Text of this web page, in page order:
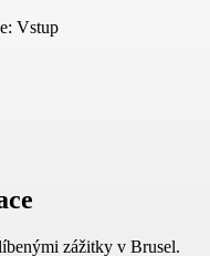
Vstup
zážitky v Brusel.